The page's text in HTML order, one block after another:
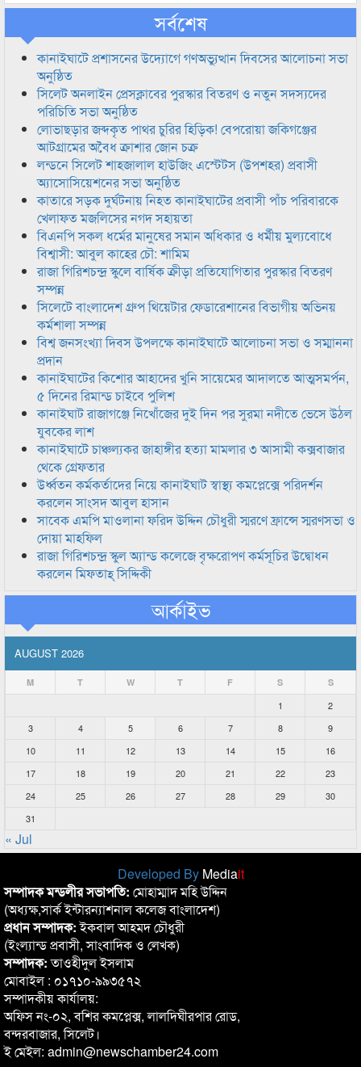
সর্বশেষ
কানাইঘাটে প্রশাসনের উদ্যোগে গণঅভ্যুত্থান দিবসের আলোচনা সভা
অনুষ্ঠিত
সিলেট অনলাইন প্রেসক্লাবের পুরস্কার বিতরণ ও নতুন সদস্যদের
পরিচিতি সভা অনুষ্ঠিত
লোভাছড়ার জব্দকৃত পাথর চুরির হিড়িক! বেপরোয়া জকিগঞ্জের
আটগ্রামের অবৈধ ক্রাশার জোন চক্র
লন্ডনে সিলেট শাহজালাল হাউজিং এস্টেটস (উপশহর) প্রবাসী
অ্যাসোসিয়েশনের সভা অনুষ্ঠিত
কাতারে সড়ক দুর্ঘটনায় নিহত কানাইঘাটের প্রবাসী পাঁচ পরিবারকে
খেলাফত মজলিসের নগদ সহায়তা
বিএনপি সকল ধর্মের মানুষের সমান অধিকার ও ধর্মীয় মুল্যবোধে
বিশ্বাসী: আবুল কাহের চৌ: শামিম
রাজা গিরিশচন্দ্র স্কুলে বার্ষিক ক্রীড়া প্রতিযোগিতার পুরস্কার বিতরণ
সম্পন্ন
সিলেটে বাংলাদেশ গ্রুপ থিয়েটার ফেডারেশানের বিভাগীয় অভিনয়
কর্মশালা সম্পন্ন
বিশ্ব জনসংখ্যা দিবস উপলক্ষে কানাইঘাটে আলোচনা সভা ও সম্মাননা
প্রদান
কানাইঘাটের কিশোর আহাদের খুনি সায়েমের আদালতে আত্মসমর্পন,
৫ দিনের রিমান্ড চাইবে পুলিশ
কানাইঘাট রাজাগঞ্জে নিখোঁজের দুই দিন পর সুরমা নদীতে ভেসে উঠল
যুবকের লাশ
কানাইঘাটে চাঞ্চল্যকর জাহাঙ্গীর হত্যা মামলার ৩ আসামী কক্সবাজার
থেকে গ্রেফতার
উর্ধ্বতন কর্মকর্তাদের নিয়ে কানাইঘাট স্বাস্থ্য কমপ্লেক্সে পরিদর্শন
করলেন সাংসদ আবুল হাসান
সাবেক এমপি মাওলানা ফরিদ উদ্দিন চৌধুরী স্মরণে ফ্রান্সে স্মরণসভা ও
দোয়া মাহফিল
রাজা গিরিশচন্দ্র স্কুল অ্যান্ড কলেজে বৃক্ষরোপণ কর্মসূচির উদ্বোধন
করলেন মিফতাহ্ সিদ্দিকী
আর্কাইভ
AUGUST 2026
M T W T F S S
1
2
3
4 5 6 7 8
9
10
11 12 13 14 15
16
17
18 19 20 21 22
23
24
25 26 27 28 29
30
31
« Jul
Developed By Mediait
সম্পাদক মন্ডলীর সভাপতি: মোহাম্মাদ মহি উদ্দিন
(অধ্যক্ষ,সার্ক ইন্টারন্যাশনাল কলেজ বাংলাদেশ)
প্রধান সম্পাদক:ইকবাল আহমদ চৌধুরী
(ইংল্যান্ড প্রবাসী, সাংবাদিক ও লেখক)
সম্পাদক:তাওহীদুল ইসলাম
মোবাইল : ০১৭১০-৯৯৩৫৭২
সম্পাদকীয় কার্যালয়:
অফিস নং-০২, বশির কমপ্লেক্স, লালদিঘীরপার রোড,
বন্দরবাজার, সিলেট।
ই মেইল: admin@newschamber24.com